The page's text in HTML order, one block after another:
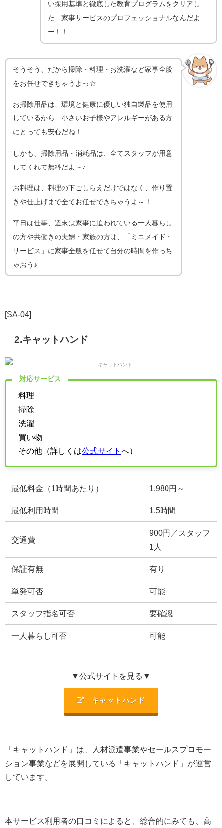
い採用基準と徹底した教育プログラムをクリアし
た、家事サービスのプロフェッショナルなんだよ
ー！！
そうそう、だから掃除・料理・お洗濯など家事全般
をお任せできちゃうよっ☆
お掃除用品は、環境と健康に優しい独自製品を使用
しているから、小さいお子様やアレルギーがある方
にとっても安心だね！
しかも、掃除用品・消耗品は、全てスタッフが用意
してくれて無料だよ～♪
お料理は、料理の下ごしらえだけではなく、作り置
きや仕上げまで全てお任せできちゃうよ～！
平日は仕事、週末は家事に追われている一人暮らし
の方や共働きの夫婦・家族の方は、「ミニメイド・
サービス」に家事全般を任せて自分の時間を作っち
ゃおう♪
[SA-04]
2.キャットハンド
対応サービス
料理
掃除
洗濯
買い物
その他（詳しくは公式サイト へ）
最低料金（1時間あたり） 1,980円～
最低利用時間 1.5時間
交通費
900円／スタッフ
1人
保証有無 有り
単発可否 可能
スタッフ指名可否 要確認
一人暮らし可否 可能
▼公式サイトを見る▼
キャットハンド
「キャットハンド」は、
人材派遣事業やセールスプロモー
ション事業などを展開 している「キャットハンド」が運営
しています。
本サービス利用者の口コミによると、総合的にみても、高